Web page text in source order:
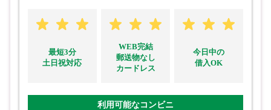
最短3分
土日祝対応
WEB完結
郵送物なし
カードレス
今日中の
借入OK
利用可能なコンビニ